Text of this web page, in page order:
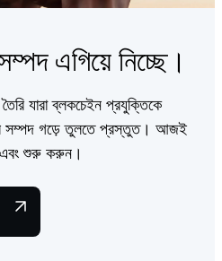
এগিয়ে নিচ্ছে।
যারা ব্লকচেইন প্রযুক্তিকে
সম্পদ গড়ে তুলতে প্রস্তুত। আজই
এবং শুরু করুন।